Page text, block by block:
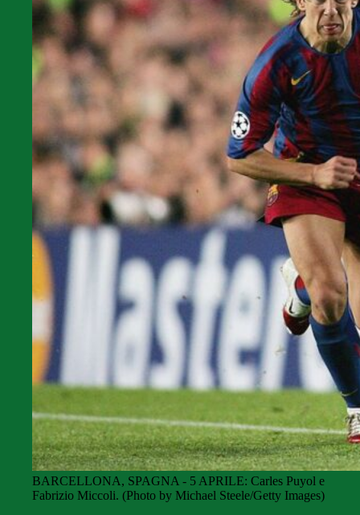
BARCELLONA, SPAGNA - 5 APRILE: Carles Puyol e
Fabrizio Miccoli. (Photo by Michael Steele/Getty Images)